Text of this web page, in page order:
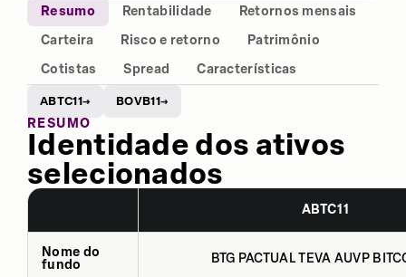
Resumo Rentabilidade
Retornos mensais
Carteira
Risco e retorno
Patrimônio
Cotistas
Spread Características
ABTC11→ BOVB11→
RESUMO
Identidade dos ativos
selecionados
ABTC11
Nome do
fundo
BTG PACTUAL TEVA AUVP